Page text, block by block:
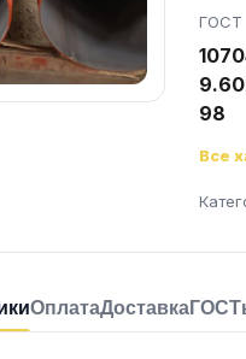
ГОСТ
98
Все
ОплатаДоставка
на
обработку
данных